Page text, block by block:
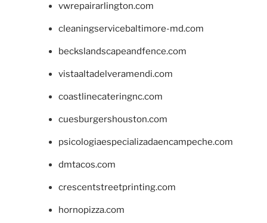
vwrepairarlington.com
cleaningservicebaltimore-md.com
beckslandscapeandfence.com
vistaaltadelveramendi.com
coastlinecateringnc.com
cuesburgershouston.com
psicologiaespecializadaencampeche.com
dmtacos.com
crescentstreetprinting.com
hornopizza.com